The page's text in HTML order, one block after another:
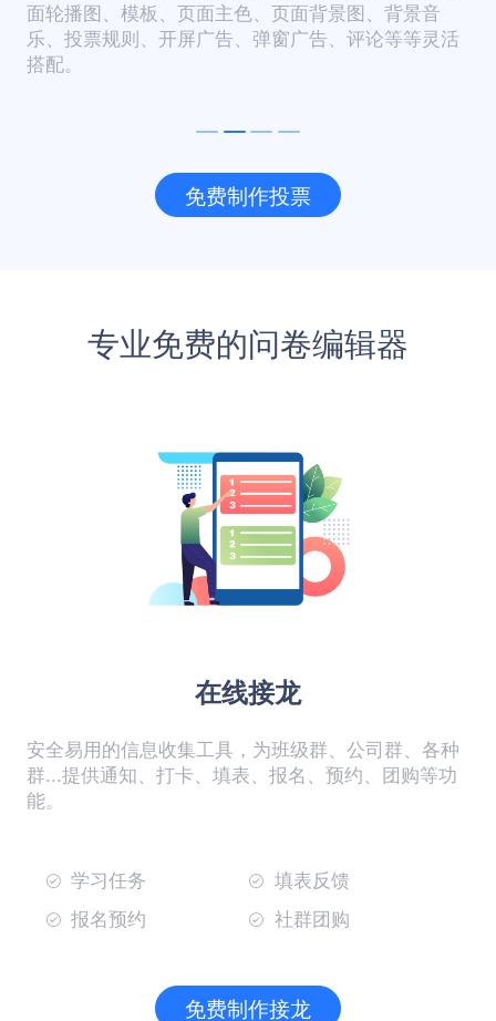
面轮播图、模板、页面主色、页面背景图、背景音
乐、投票规则、开屏广告、弹窗广告、评论等等灵活
搭配。
免费制作投票
专业免费的问卷编辑器
在线接龙
安全易用的信息收集工具，为班级群、公司群、各种
群...提供通知、打卡、填表、报名、预约、团购等功
能。
学习任务
填表反馈
报名预约
社群团购
免费制作接龙